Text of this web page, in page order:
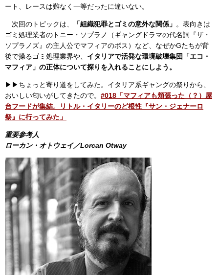
ート、レースは難なく一等だったに違いない。
次回のトピックは、 「組織犯罪とゴミの意外な関係」 。表向きは
ゴミ処理業者のトニー・ソプラノ（ギャングドラマの代名詞『ザ・
ソプラノズ』の主人公でマフィアのボス）など、なぜかGたちが背
後で操るゴミ処理業界や、 イタリアで活発な環境破壊集団「エコ・
マフィア」の正体について探りを入れることにしよう。
▶︎▶︎ちょっと寄り道をしてみた。イタリア系ギャングの祭りから、
おいしい匂いがしてきたので。 #018「マフィアも頬張った（？）屋
台フードが集結。リトル・イタリーのど根性『サン・ジェナーロ
祭』に行ってみた」
重要参考人
ローカン・オトウェイ／Lorcan Otway